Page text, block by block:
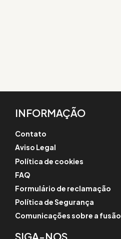
INFORMAÇÃO
Contato
Aviso Legal
Política de cookies
FAQ
Formulário de reclamação
Política de Segurança
Comunicações sobre a fusão
SIGA-NOS